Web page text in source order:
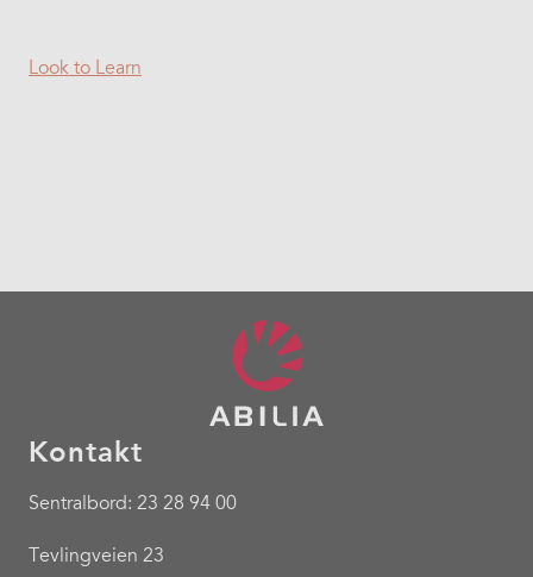
Look to Learn
Kontakt
Sentralbord: 23 28 94 00
Tevlingveien 23